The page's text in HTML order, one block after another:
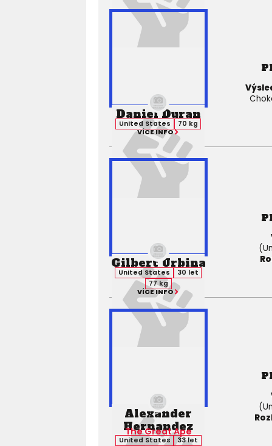
Daniel Duran
United States
70 kg
VÍCE INFO
Gilbert Urbina
United States
30 let
77 kg
VÍCE INFO
Alexander
Hernandez
The Great Ape
United States
33 let